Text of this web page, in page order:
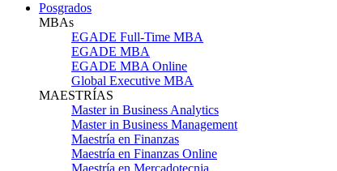
Posgrados
MBAs
EGADE Full-Time MBA
EGADE MBA
EGADE MBA Online
Global Executive MBA
MAESTRÍAS
Master in Business Analytics
Master in Business Management
Maestría en Finanzas
Maestría en Finanzas Online
Maestría en Mercadotecnia